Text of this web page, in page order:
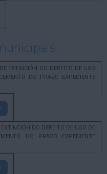
EXTINCIÓN DO DEREITO DE USO
DO PRAZO EXPEDIENTE
DO DEREITO DE USO DE
DO PRAZO EXPEDIENTE